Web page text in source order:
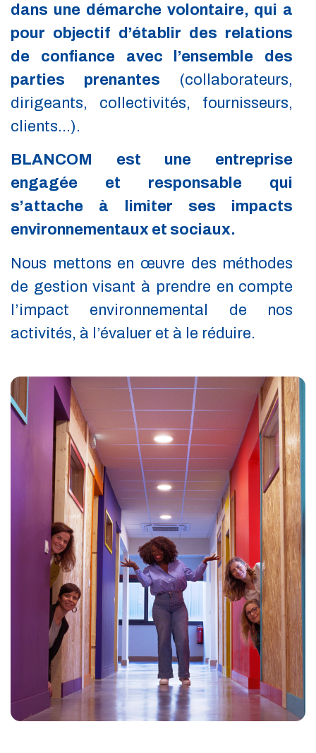
dans une démarche volontaire, qui a
pour objectif d’établir des relations
de confiance avec l’ensemble des
parties prenantes (collaborateurs,
dirigeants, collectivités, fournisseurs,
clients…).
BLANCOM est une entreprise
engagée et responsable qui
s’attache à limiter ses impacts
environnementaux et sociaux.
Nous mettons en œuvre des méthodes
de gestion visant à prendre en compte
l’impact environnemental de nos
activités, à l’évaluer et à le réduire.